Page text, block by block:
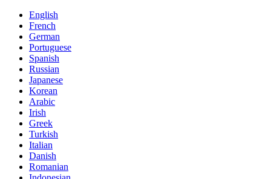
English
French
German
Portuguese
Spanish
Russian
Japanese
Korean
Arabic
Irish
Greek
Turkish
Italian
Danish
Romanian